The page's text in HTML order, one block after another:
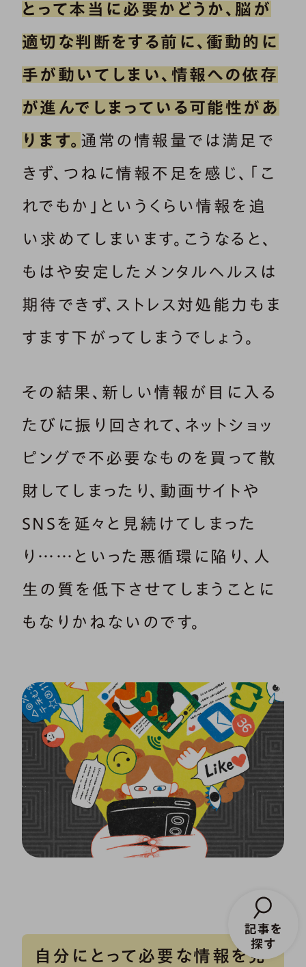
とって本当に必要かどうか、脳が
適切な判断をする前に、衝動的に
手が動いてしまい、情報への依存
が進んでしまっている可能性があ
ります。 通常の情報量では満足で
きず、つねに情報不足を感じ、「こ
れでもか」というくらい情報を追
い求めてしまいます。こうなると、
もはや安定したメンタルヘルスは
期待できず、ストレス対処能力もま
すます下がってしまうでしょう。
その結果、新しい情報が目に入る
たびに振り回されて、ネットショッ
ピングで不必要なものを買って散
財してしまったり、動画サイトや
SNSを延々と見続けてしまった
り……といった悪循環に陥り、人
生の質を低下させてしまうことに
もなりかねないのです。
自分にとって必要な情報を見